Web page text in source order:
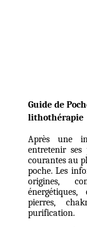
Guide de
lithothérapie
Après une
entretenir ses
courantes au
poche. Les
origines,
pierres,
purification.